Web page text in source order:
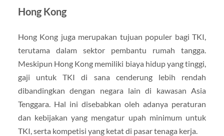
Hong Kong
Hong Kong juga merupakan tujuan populer bagi TKI,
terutama dalam sektor pembantu rumah tangga.
Meskipun Hong Kong memiliki biaya hidup yang tinggi,
gaji untuk TKI di sana cenderung lebih rendah
dibandingkan dengan negara lain di kawasan Asia
Tenggara. Hal ini disebabkan oleh adanya peraturan
dan kebijakan yang mengatur upah minimum untuk
TKI, serta kompetisi yang ketat di pasar tenaga kerja.